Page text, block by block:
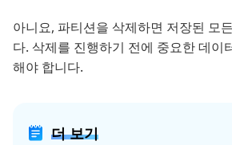
아니요, 파티션을 삭제하면 저장된 모
다. 삭제를 진행하기 전에 중요한 데이
해야 합니다.
더 보기